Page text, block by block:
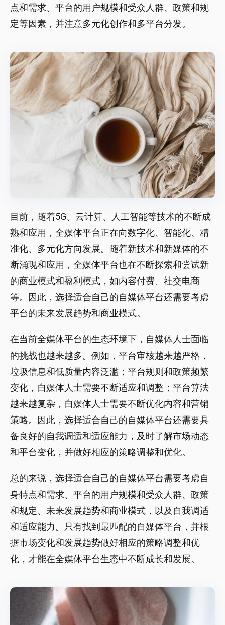
点和需求、平台的用户规模和受众人群、政策和规
定等因素，并注意多元化创作和多平台分发。
目前，随着5G、云计算、人工智能等技术的不断成
熟和应用，全媒体平台正在向数字化、智能化、精
准化、多元化方向发展。随着新技术和新媒体的不
断涌现和应用，全媒体平台也在不断探索和尝试新
的商业模式和盈利模式，如内容付费、社交电商
等。因此，选择适合自己的自媒体平台还需要考虑
平台的未来发展趋势和商业模式。
在当前全媒体平台的生态环境下，自媒体人士面临
的挑战也越来越多。例如，平台审核越来越严格，
垃圾信息和低质量内容泛滥；平台规则和政策频繁
变化，自媒体人士需要不断适应和调整；平台算法
越来越复杂，自媒体人士需要不断优化内容和营销
策略。因此，选择适合自己的自媒体平台还需要具
备良好的自我调适和适应能力，及时了解市场动态
和平台变化，并做好相应的策略调整和优化。
总的来说，选择适合自己的自媒体平台需要考虑自
身特点和需求、平台的用户规模和受众人群、政策
和规定、未来发展趋势和商业模式，以及自我调适
和适应能力。只有找到最匹配的自媒体平台，并根
据市场变化和发展趋势做好相应的策略调整和优
化，才能在全媒体平台生态中不断成长和发展。